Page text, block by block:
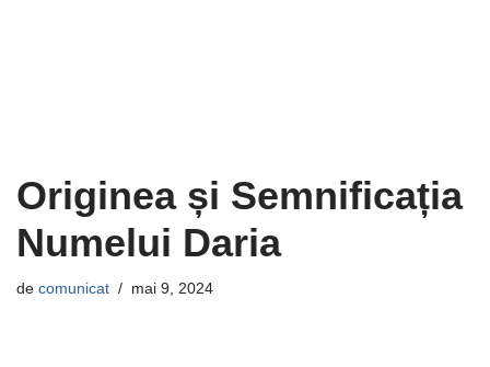
Originea și Semnificația
Numelui Daria
de comunicat mai 9, 2024